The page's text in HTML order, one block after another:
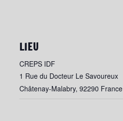
LIEU
CREPS IDF
1 Rue du Docteur Le Savoureux
Châtenay-Malabry, 92290 France